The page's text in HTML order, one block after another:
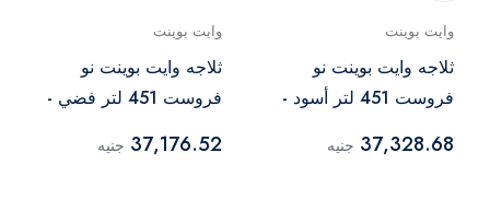
وايت بوينت
ثلاجه وايت بوينت نو
فروست 451 لتر أسود -
37,328.68 جنيه
وايت بوينت
ثلاجه وايت بوينت نو
فروست 451 لتر فضي -
37,176.52 جنيه